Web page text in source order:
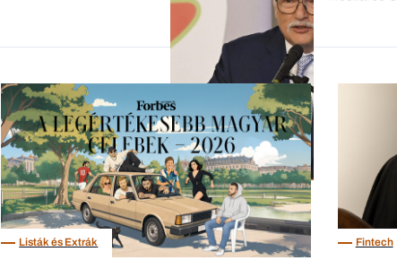
Forbes-sztori
Befektetés
Listák és Extrák Fintech